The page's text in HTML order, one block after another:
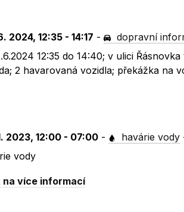
2024, 12:35 - 14:17 - dopravní
12:35 do 14:40; v ulici
2 havarovaná vozidla; překážka na
2023, 12:00 - 07:00 - havárie vody
vody
na více informací